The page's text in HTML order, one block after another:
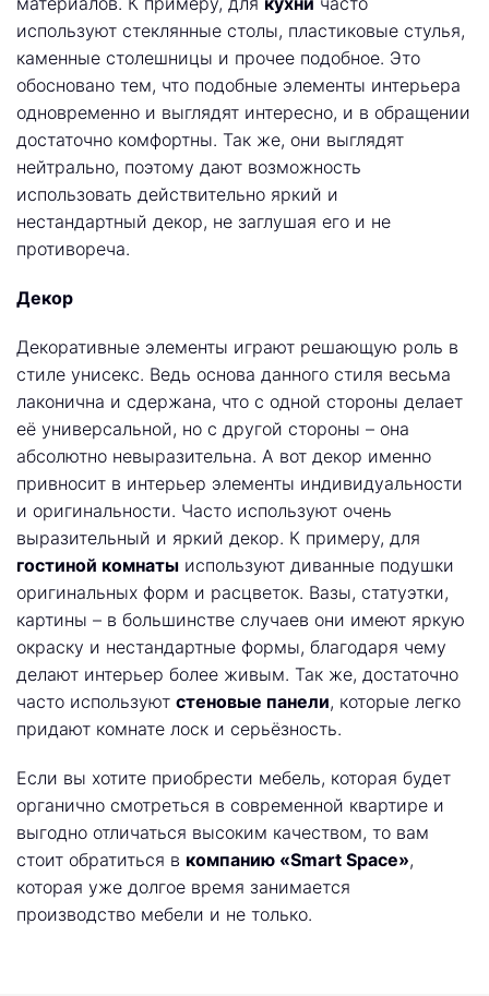
используют стеклянные столы, пластиковые стулья,
каменные столешницы и прочее подобное. Это
обосновано тем, что подобные элементы интерьера
одновременно и выглядят интересно, и в обращении
достаточно комфортны. Так же, они выглядят
нейтрально, поэтому дают возможность
использовать действительно яркий и
нестандартный декор, не заглушая его и не
противореча.
Декор
Декоративные элементы играют решающую роль в
стиле унисекс. Ведь основа данного стиля весьма
лаконична и сдержана, что с одной стороны делает
её универсальной, но с другой стороны – она
абсолютно невыразительна. А вот декор именно
привносит в интерьер элементы индивидуальности
и оригинальности. Часто используют очень
выразительный и яркий декор. К примеру, для
гостиной комнаты используют диванные подушки
оригинальных форм и расцветок. Вазы, статуэтки,
картины – в большинстве случаев они имеют яркую
окраску и нестандартные формы, благодаря чему
делают интерьер более живым. Так же, достаточно
часто используют стеновые панели, которые легко
придают комнате лоск и серьёзность.
Если вы хотите приобрести мебель, которая будет
органично смотреться в современной квартире и
выгодно отличаться высоким качеством, то вам
стоит обратиться в компанию «Smart Space»,
которая уже долгое время занимается
производство мебели и не только.